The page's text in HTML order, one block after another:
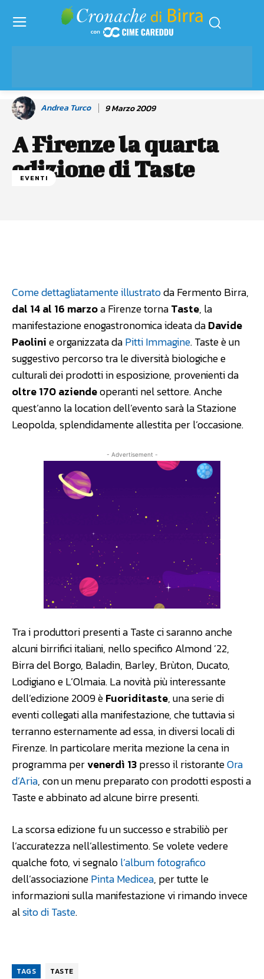
Andrea Turco 9 Marzo 2009
A Firenze la quarta
edizione di Taste
EVENTI
Come dettagliatamente illustratoda Fermento Birra,
dal 14 al 16 marzoa Firenze tornaTaste, la
manifestazione enogastronomica ideata daDavide
Paolinie organizzata daPitti Immagine. Taste è un
suggestivo percorso tra le diversità biologiche e
culturali dei prodotti in esposizione, provenienti da
oltre 170 aziendeoperanti nel settore. Anche
quest’anno la location dell’evento sarà la Stazione
Leopolda, splendidamente allestita per l’occasione.
- Advertisement -
Tra i produttori presenti a Taste ci saranno anche
alcuni birrifici italiani, nello specifico Almond ’22,
Birra del Borgo, Baladin, Barley, Brùton, Ducato,
Lodigiano e L’Olmaia. La novità più interessante
dell’edizione 2009 èFuoriditaste, una serie di
eventi collegati alla manifestazione, che tuttavia si
terranno esternamente ad essa, in diversi locali di
Firenze. In particolare merita mezione la cena in
programma pervenerdì 13presso il ristoranteOra
d’Aria, con un menu preparato con prodotti esposti a
Taste e abbinato ad alcune birre presenti.
La scorsa edizione fu un successo e strabiliò per
l’accuratezza nell’allestimento. Se volete vedere
qualche foto, vi segnalol’album fotografico
dell’associazionePinta Medicea, per tutte le
informazioni sulla manifestazione vi rimando invece
alsito di Taste.
TAGS TASTE